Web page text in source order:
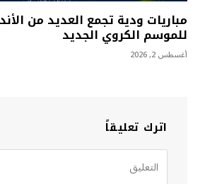
مباريات ودية تجمع العديد من
للموسم الكروي الجديد
أغسطس 2, 2026
اترك تعليقاً